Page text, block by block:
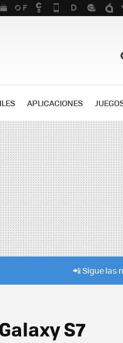
APLICACIONES
📲 Sigue las
S7